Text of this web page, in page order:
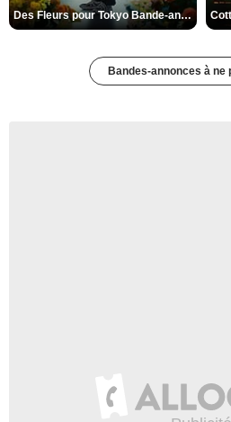
Des Fleurs pour Tokyo Bande-annonce VO STFR
Bandes-annonces à ne